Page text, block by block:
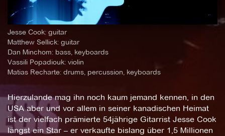
Jesse Cook: guitar
Matthew Sellick: guitar
Dan Minchom: bass, keyboards
Vassili Popadiouk: violin
Matias Recharte: drums, percussion, keyboards
Hierzulande mag ihn noch kaum jemand kennen, in den
USA aber und vor allem in seiner kanadischen Heimat
ist der vielfach prämierte 54jährige Gitarrist Jesse Cook
längst ein Star – er verkaufte bislang über 1,5 Millionen